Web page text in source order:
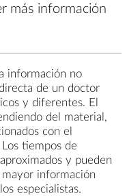
más información
información no
de un doctor
y diferentes. El
del material,
con el
tiempos de
y pueden
información
especialistas.